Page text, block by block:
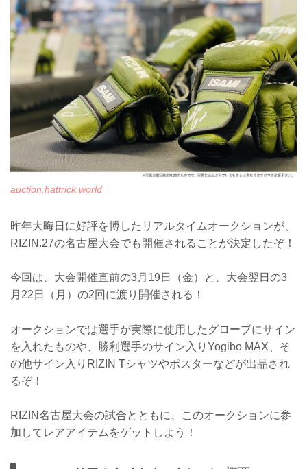
auction.hattrick.world
昨年大晦日に好評を博したリアルタイムオークションが、
RIZIN.27の名古屋大会でも開催されることが決定したぞ！
今回は、大会開催直前の3月19日（金）と、大会翌日の3
月22日（月）の2回に渡り開催される！
オークションでは選手が実際に使用したグローブにサイン
を入れたものや、勝利選手のサイン入りYogibo MAX、そ
の他サイン入りRIZIN Tシャツやポスターなどが出品され
るぞ！
RIZIN名古屋大会の試合とともに、このオークションに参
加してレアアイテムをゲットしよう！